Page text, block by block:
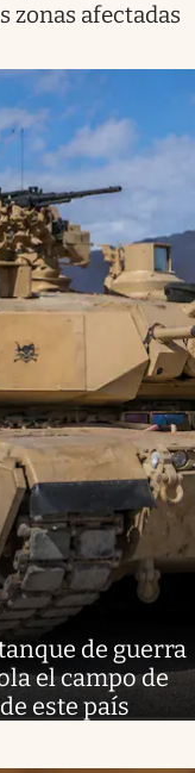
zonas afectadas
de guerra
el campo de
este país